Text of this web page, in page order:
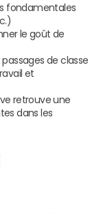
fondamentales
le goût de
de classe
et
retrouve une
dans les